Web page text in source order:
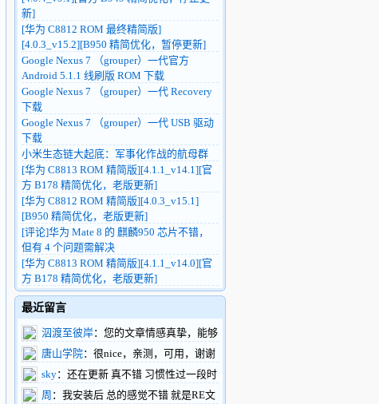
新]
[华为 C8812 ROM 最终精简版]
[4.0.3_v15.2][B950 精简优化，暂停更新]
Google Nexus 7 （grouper）一代官方
Android 5.1.1 线刷版 ROM 下载
Google Nexus 7 （grouper）一代 Recovery
下载
Google Nexus 7 （grouper）一代 USB 驱动
下载
小米生态链大起底：军事化作战的航母群
[华为 C8813 ROM 精简版][4.1.1_v14.1][官
方 B178 精简优化，老版更新]
[华为 C8812 ROM 精简版][4.0.3_v15.1]
[B950 精简优化，老版更新]
[评论]华为 Mate 8 的 麒麟950 芯片不错，
但有 4 个问题需解决
[华为 C8813 ROM 精简版][4.1.1_v14.0][官
方 B178 精简优化，老版更新]
最近留言
泅渡至彼岸：您的文章情感真挚，能够
触动人心，引起共鸣。您的文章构思巧妙，
情节设计新颖，让人拍案叫绝。
https://www.renhehui.com/renhehui/1289.html
唐山学院：很nice，亲测，可用，谢谢
楼主 sky：还在更新 真不错 习惯性过一段时
间就过来看看
周 ：我安装后 总的感觉不错 就是RE文